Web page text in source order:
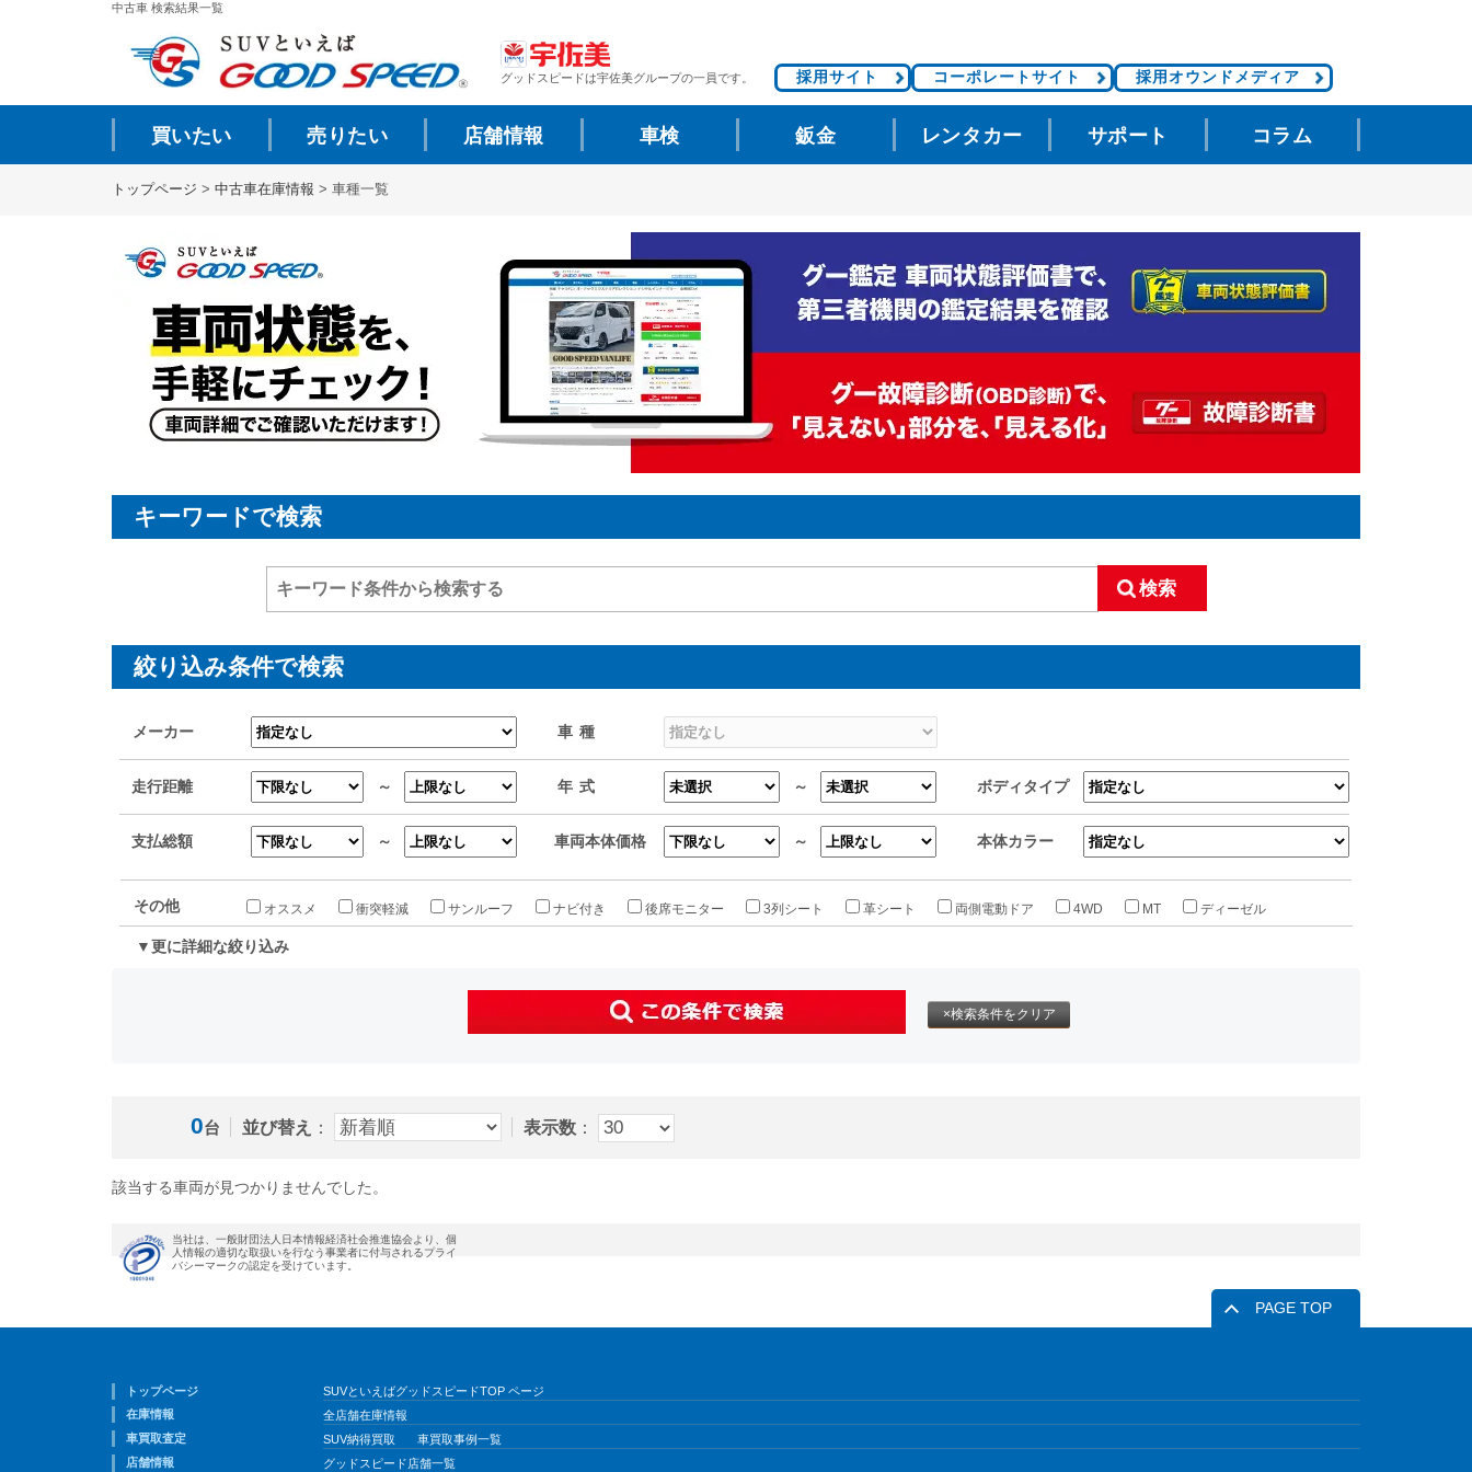
中古車 検索結果一覧
グッドスピードは宇佐美グループの一員です。 採用サイト コーポレートサイト 採用オウンドメディア
買いたい 売りたい 店舗情報 車検 鈑金 レンタカー サポート コラム
トップページ > 中古車在庫情報 > 車種一覧
キーワードで検索
絞り込み条件で検索
メーカー 車種
走行距離 ～ 年式 ～ ボディタイプ
支払総額 ～ 車両本体価格 ～ 本体カラー
その他 オススメ 衝突軽減 サンルーフ ナビ付き 後席モニター 3列シート 革シート 両側電動ドア 4WD MT ディーゼル
▼更に詳細な絞り込み
×検索条件をクリア
0台 並び替え ： 表示数：
該当する車両が見つかりませんでした。
PAGE TOP
トップページ
SUVといえばグッドスピードTOP ページ
在庫情報
全店舗在庫情報
車買取査定
SUV納得買取
車買取事例一覧
店舗情報
グッドスピード店舗一覧
当社は、一般財団法人日本情報経済社会推進協会より、個
人情報の適切な取扱いを行なう事業者に付与されるプライ
バシーマークの認定を受けています。